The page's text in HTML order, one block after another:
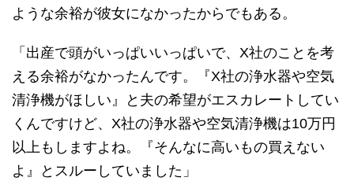
ような余裕が彼女になかったからでもある。
「出産で頭がいっぱいいっぱいで、X社のことを考
える余裕がなかったんです。『X社の浄水器や空気
清浄機がほしい』と夫の希望がエスカレートしてい
くんですけど、X社の浄水器や空気清浄機は10万円
以上もしますよね。『そんなに高いもの買えない
よ』とスルーしていました」